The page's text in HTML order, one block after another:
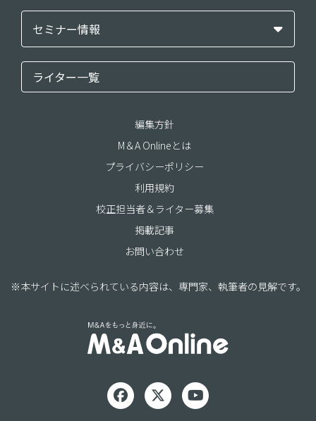
セミナー情報
ライター一覧
編集方針
M＆A Onlineとは
プライバシーポリシー
利用規約
校正担当者＆ライター募集
掲載記事
お問い合わせ
※本サイトに述べられている内容は、専門家、執筆者の見解です。